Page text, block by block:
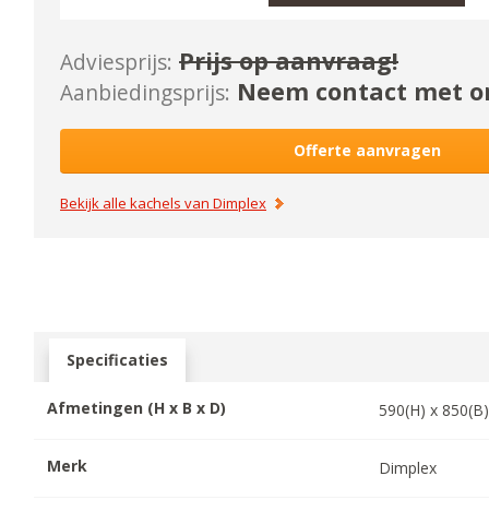
Adviesprijs: Prijs op aanvraag!
Aanbiedingsprijs: Neem contact met
Offerte aanvragen
Bekijk alle kachels vanDimplex
Specificaties
Afmetingen (H x B x D) 590(H) x850
Merk Dimplex